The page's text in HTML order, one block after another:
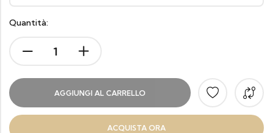
Quantità:
AGGIUNGI AL CARRELLO
ACQUISTA ORA